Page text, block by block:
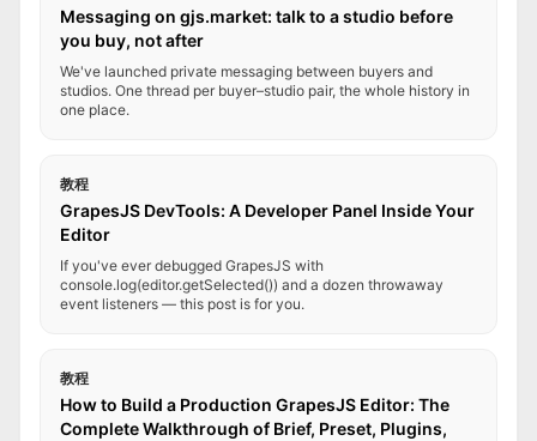
Messaging on gjs.market: talk to a studio before
you buy, not after
We've launched private messaging between buyers and
studios. One thread per buyer–studio pair, the whole history in
one place.
教程
GrapesJS DevTools: A Developer Panel Inside Your
Editor
If you've ever debugged GrapesJS with
console.log(editor.getSelected()) and a dozen throwaway
event listeners — this post is for you.
教程
How to Build a Production GrapesJS Editor: The
Complete Walkthrough of Brief, Preset, Plugins,